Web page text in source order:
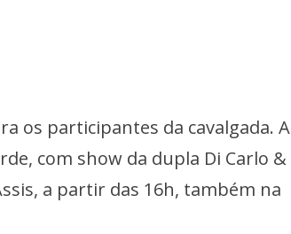
os participantes da cavalgada. A
com show da dupla Di Carlo &
a partir das 16h, também na